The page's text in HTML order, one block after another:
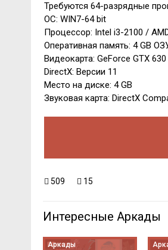
Требуются 64-разрядные
ОС: WIN7-64 bit
Процессор: Intel i3-2100 /
Оперативная память: 4 GB
Видеокарта: GeForce GTX
DirectX: Версии 11
Место на диске: 4 GB
Звуковая карта: DirectX
509 15
Интересные Аркады
Аркады